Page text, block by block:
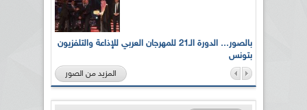
بالصور... الدورة الـ21 للمهرجان العربي للإذاعة والتلفزيون
بتونس
المزيد من الصور